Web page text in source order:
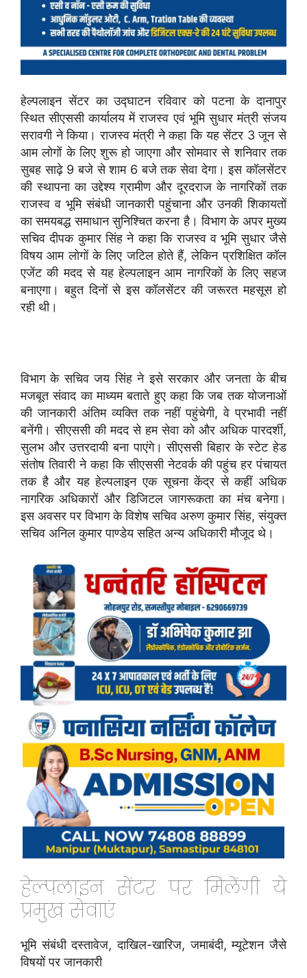
हेल्पलाइन सेंटर का उद्घाटन रविवार को पटना के दानापुर
स्थित सीएससी कार्यालय में राजस्व एवं भूमि सुधार मंत्री संजय
सरावगी ने किया। राजस्व मंत्री ने कहा कि यह सेंटर 3 जून से
आम लोगों के लिए शुरू हो जाएगा और सोमवार से शनिवार तक
सुबह साढ़े 9 बजे से शाम 6 बजे तक सेवा देगा। इस कॉलसेंटर
की स्थापना का उद्देश्य ग्रामीण और दूरदराज के नागरिकों तक
राजस्व व भूमि संबंधी जानकारी पहुंचाना और उनकी शिकायतों
का समयबद्ध समाधान सुनिश्चित करना है। विभाग के अपर मुख्य
सचिव दीपक कुमार सिंह ने कहा कि राजस्व व भूमि सुधार जैसे
विषय आम लोगों के लिए जटिल होते हैं, लेकिन प्रशिक्षित कॉल
एजेंट की मदद से यह हेल्पलाइन आम नागरिकों के लिए सहज
बनाएगा। बहुत दिनों से इस कॉलसेंटर की जरूरत महसूस हो
रही थी।
विभाग के सचिव जय सिंह ने इसे सरकार और जनता के बीच
मजबूत संवाद का माध्यम बताते हुए कहा कि जब तक योजनाओं
की जानकारी अंतिम व्यक्ति तक नहीं पहुंचेगी, वे प्रभावी नहीं
बनेंगी। सीएससी की मदद से हम सेवा को और अधिक पारदर्शी,
सुलभ और उत्तरदायी बना पाएंगे। सीएससी बिहार के स्टेट हेड
संतोष तिवारी ने कहा कि सीएससी नेटवर्क की पहुंच हर पंचायत
तक है और यह हेल्पलाइन एक सूचना केंद्र से कहीं अधिक
नागरिक अधिकारों और डिजिटल जागरूकता का मंच बनेगा।
इस अवसर पर विभाग के विशेष सचिव अरुण कुमार सिंह, संयुक्त
सचिव अनिल कुमार पाण्डेय सहित अन्य अधिकारी मौजूद थे।
हेल्पलाइन सेंटर पर मिलेंगी ये
प्रमुख सेवाएं
भूमि संबंधी दस्तावेज, दाखिल-खारिज, जमाबंदी, म्यूटेशन जैसे
विषयों पर जानकारी